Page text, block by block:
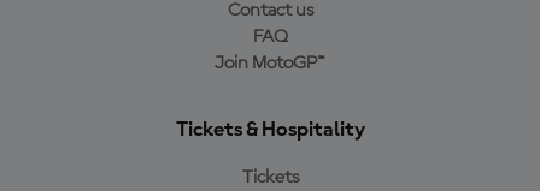
Contact us
FAQ
Join MotoGP™
Tickets & Hospitality
Tickets